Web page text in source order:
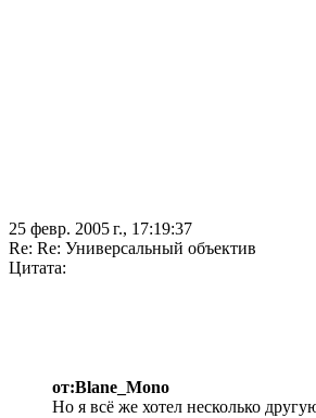
25 февр. 2005 г., 17:19:37
Re: Re: Универсальный объектив
Цитата:
от:Blane_Mono
Но я всё же хотел несколько